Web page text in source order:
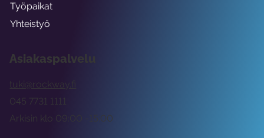
Asiakaspalvelu
tuki@rockway.fi
Arkisin klo 09:00 -15:00
045 7731 1111
Työpaikat
Yhteistyö